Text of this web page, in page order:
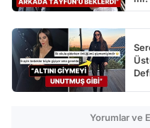
Yorumlar ve